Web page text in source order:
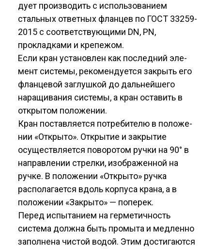
дует производить с использованием
стальных ответных фланцев по ГОСТ 33259-
2015 с соответ­ствующими DN, PN,
прокладками и крепежом.
Если кран установлен как последний эле­
мент системы, рекомендуется закрыть его
флан­цевой заглушкой до дальнейшего
наращивания системы, а кран оставить в
открытом положении.
Кран поставляется потребителю в положе­
нии «Открыто». Открытие и закрытие
осущест­вляется поворотом ручки на 90° в
направлении стрелки, изображенной на
ручке. В положении «Открыто» ручка
располагается вдоль корпуса крана, а в
положении «Закрыто» — поперек.
Перед испытанием на герметичность
система должна быть промыта и медленно
заполнена чистой водой. Этим достигаются